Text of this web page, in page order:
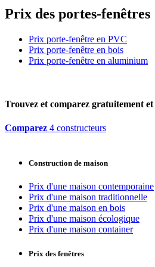
Prix des portes-fenêtres
Prix porte-fenêtre en PVC
Prix porte-fenêtre en bois
Prix porte-fenêtre en aluminium
Trouvez et comparez gratuitement et
Comparez 4 constructeurs
Construction de maison
Prix d'une maison contemporaine
Prix d'une maison traditionnelle
Prix d'une maison en bois
Prix d'une maison écologique
Prix d'une maison container
Prix des fenêtres